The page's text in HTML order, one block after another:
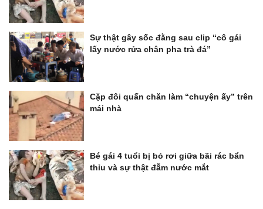
Sự thật gây sốc đằng sau clip “cô gái
lấy nước rửa chân pha trà đá”
Cặp đôi quấn chăn làm “chuyện ấy” trên
mái nhà
Bé gái 4 tuổi bị bỏ rơi giữa bãi rác bẩn
thỉu và sự thật đẫm nước mắt